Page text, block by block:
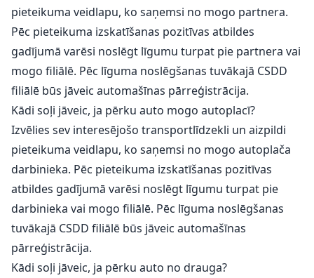
pieteikuma veidlapu, ko saņemsi no mogo partnera.
Pēc pieteikuma izskatīšanas pozitīvas atbildes
gadījumā varēsi noslēgt līgumu turpat pie partnera vai
mogo filiālē. Pēc līguma noslēgšanas tuvākajā CSDD
filiālē būs jāveic automašīnas pārreģistrācija.
Kādi soļi jāveic, ja pērku auto mogo autoplacī?
Izvēlies sev interesējošo transportlīdzekli un aizpildi
pieteikuma veidlapu, ko saņemsi no mogo autoplača
darbinieka. Pēc pieteikuma izskatīšanas pozitīvas
atbildes gadījumā varēsi noslēgt līgumu turpat pie
darbinieka vai mogo filiālē. Pēc līguma noslēgšanas
tuvākajā CSDD filiālē būs jāveic automašīnas
pārreģistrācija.
Kādi soļi jāveic, ja pērku auto no drauga?